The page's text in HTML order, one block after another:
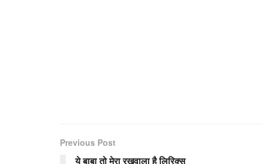
Previous Post
ये बाबा तो मेरा रखवाला है लिरिक्स